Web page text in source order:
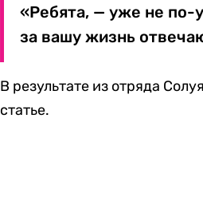
«Ребята, — уже не по-
за вашу жизнь
В результате из отряда
статье.